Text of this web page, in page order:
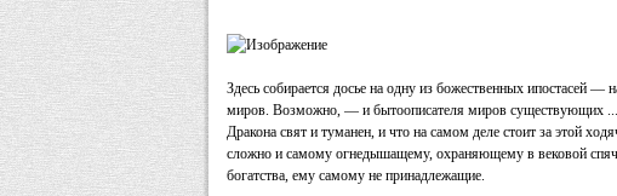
Здесь собирается досье на одну из божественных ипостасей —
миров. Возможно, — и бытоописателя миров существующих
Дракона свят и туманен, и что на самом деле стоит за этой
сложно и самому огнедышащему, охраняющему в вековой
богатства, ему самому не принадлежащие.